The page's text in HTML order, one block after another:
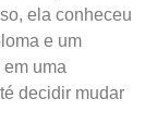
ela conheceu
e um
uma
decidir mudar